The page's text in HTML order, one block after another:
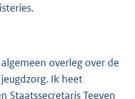
overleg over de
Ik heet
Staatssecretaris Teeven